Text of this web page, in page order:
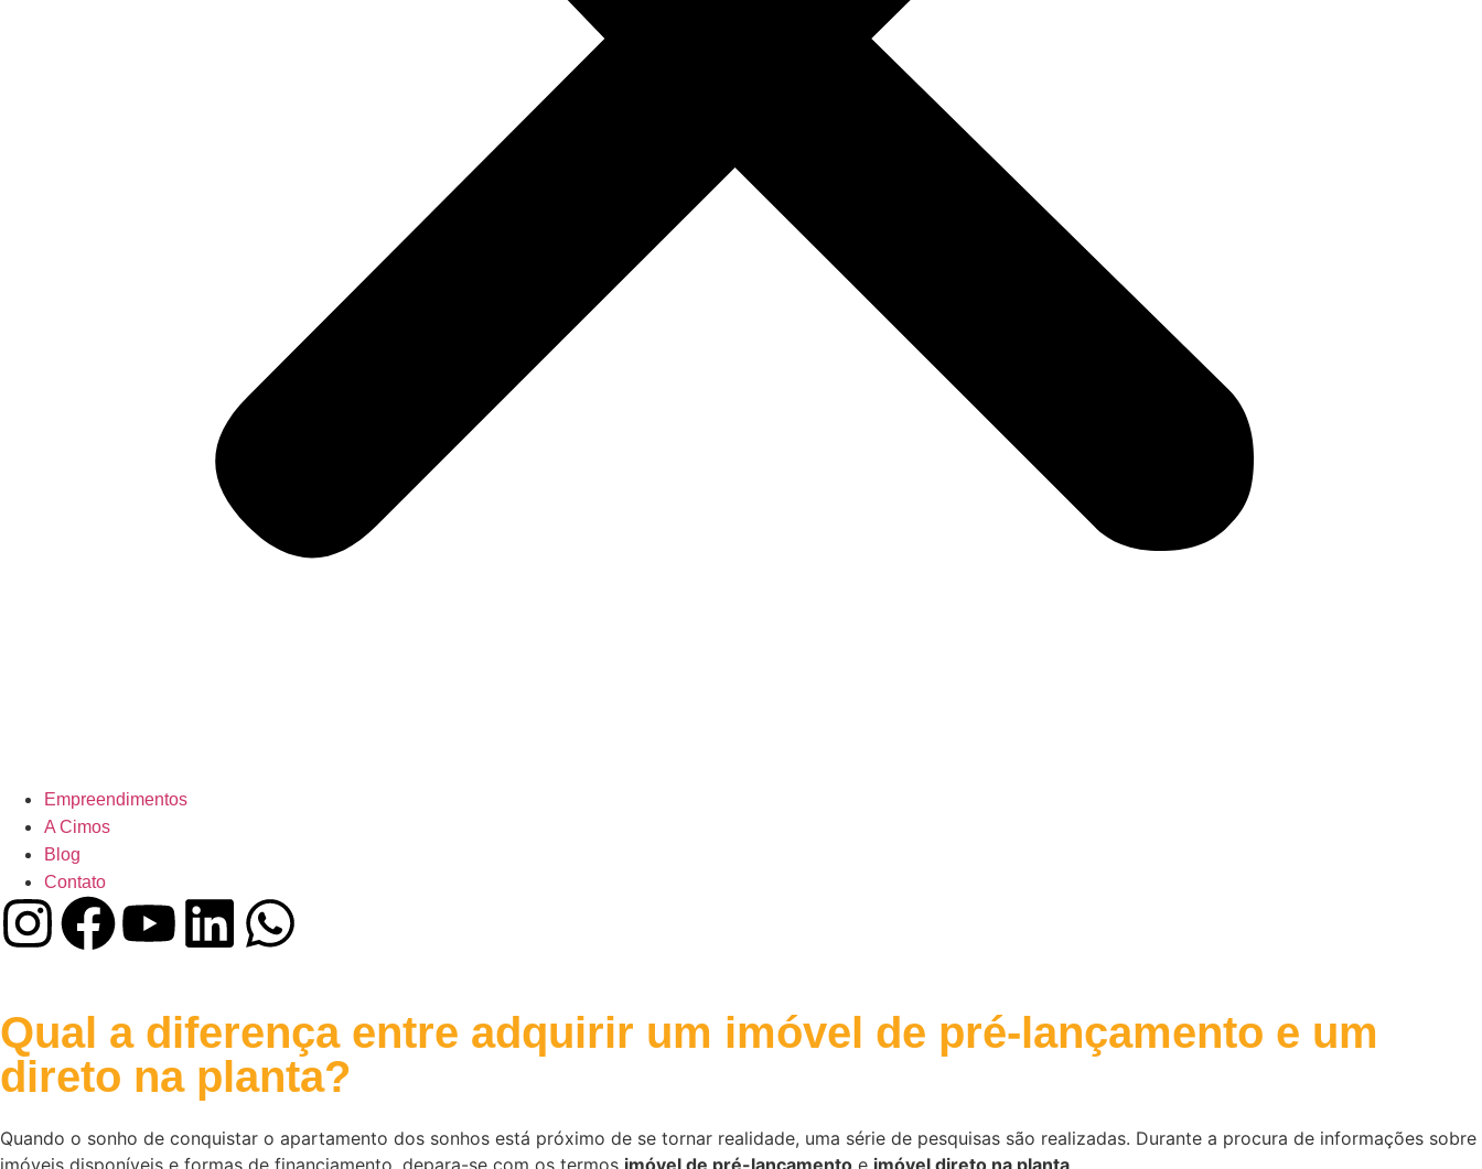
Empreendimentos
A Cimos
Blog
Contato
Qual a diferença entre adquirir um imóvel de pré-lançamento e um
direto na planta?
Quando o sonho de conquistar o apartamento dos sonhos está próximo de se tornar realidade, uma série de pesquisas são realizadas. Durante a procura de informações sobre
imóveis disponíveis e formas de financiamento, depara-se com os termos imóvel de pré-lançamento e imóvel direto na planta